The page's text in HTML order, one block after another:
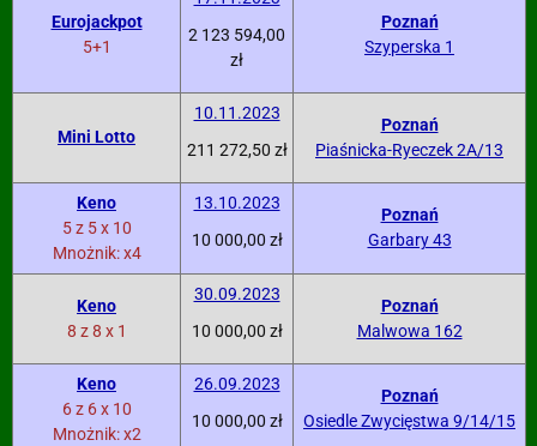
Eurojackpot
5+1
2 123 594,00
zł
Poznań
Szyperska 1
Mini Lotto
10.11.2023
211 272,50 zł
Poznań
Piaśnicka-Ryeczek 2A/13
Keno
5 z 5 x 10
Mnożnik: x4
13.10.2023
10 000,00 zł
Poznań
Garbary 43
Keno
8 z 8 x 1
30.09.2023
10 000,00 zł
Poznań
Malwowa 162
Keno
6 z 6 x 10
Mnożnik: x2
26.09.2023
10 000,00 zł
Poznań
Osiedle Zwycięstwa 9/14/15